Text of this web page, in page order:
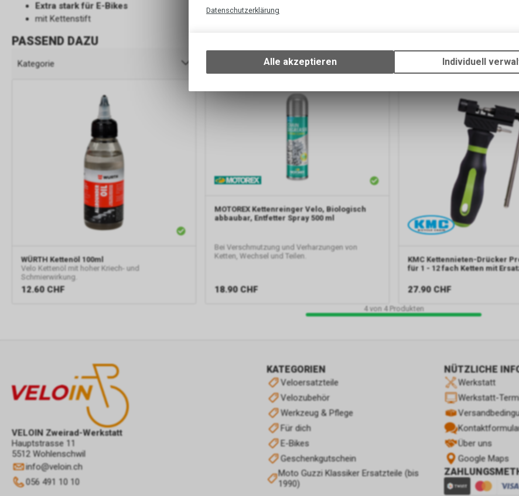
Extra stark für E-Bikes
mit Kettenstift
PASSEND DAZU
Kategorie Verfügbarkeit
WÜRTH Kettenöl 100ml
Velo Kettenöl mit hoher Kriech- und
Schmierwirkung.
12.60 CHF
MOTOREX Kettenreinger Velo, Biologisch
abbaubar, Entfetter Spray 500 ml
Bei Verschmutzung und Verharzungen von
Ketten, Wechsel und Teilen.
18.90 CHF
KMC Kettennieten-Drücker
für 1 - 12 fach Ketten mit
27.90 CHF
4von 4Produkten
VELOIN Zweirad-Werkstatt
Hauptstrasse 11
5512 Wohlenschwil
info@veloin.ch
056 491 10 10
KATEGORIEN
Veloersatzteile
Velozubehör
Werkzeug & Pflege
Für dich
E-Bikes
Geschenkgutschein
Moto Guzzi Klassiker Ersatzteile (bis
1990)
NÜTZLICHE
Werkstatt
Werkstatt-
Über uns
Google Maps
Datenschutzerklärung
Ihrem Gerät, um die grundlegenden Funktionen unseres Online-
Verwendung des Warenkorbs, zu ermöglichen. Bitte beachten Sie,
zulassen.
Alle akzeptieren Individuell